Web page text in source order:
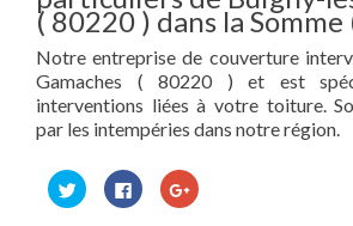
( 80220 ) dans la Somme
Notre entreprise de couverture
Gamaches ( 80220 ) et est
interventions liées à votre toiture.
par les intempéries dans notre région.
Cliquez
pour
partager
Cliquez
pour
partager
Cliquez
pour